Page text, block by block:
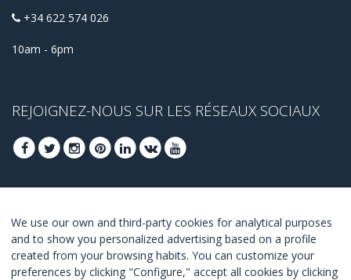
+34 622 574 026
10am - 6pm
REJOIGNEZ-NOUS SUR LES RÉSEAUX SOCIAUX
MEILLEURES OFFRES
JOINDRE
We use our own and third-party cookies for analytical purposes
and to show you personalized advertising based on a profile
created from your browsing habits. You can customize your
preferences by clicking "Configure," accept all cookies by clicking